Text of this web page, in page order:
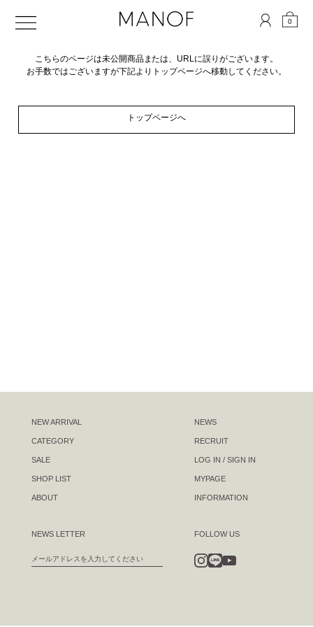
0
こちらのページは未公開商品または、URLに誤りがございます。
お手数ではございますが下記よりトップページへ移動してください。
トップページへ
NEW ARRIVAL
CATEGORY
SALE
SHOP LIST
ABOUT
NEWS LETTER
NEWS
RECRUIT
LOG IN / SIGN IN
MYPAGE
INFORMATION
FOLLOW US